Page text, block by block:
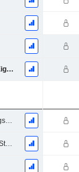
Gesamtverbindlichkeiten und Eigenkapital
Gesamtzahl der am Einreichungsdatum ausstehenden Aktien
Gesamtzahl der ausstehenden Stammaktien